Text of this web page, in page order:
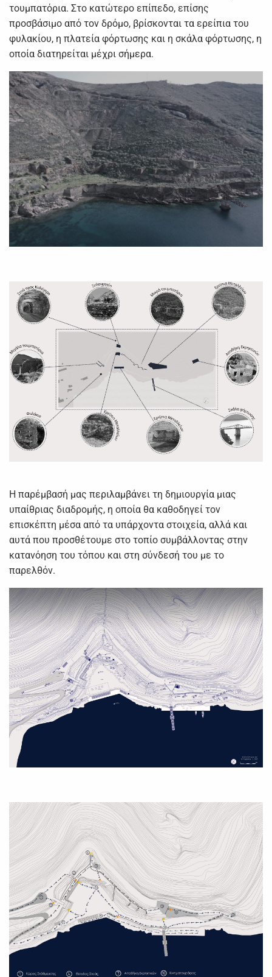
τουμπατόρια. Στο κατώτερο επίπεδο, επίσης
προσβάσιμο από τον δρόμο, βρίσκονται τα ερείπια του
φυλακίου, η πλατεία φόρτωσης και η σκάλα φόρτωσης, η
οποία διατηρείται μέχρι σήμερα.
Η παρέμβασή μας περιλαμβάνει τη δημιουργία μιας
υπαίθριας διαδρομής, η οποία θα καθοδηγεί τον
επισκέπτη μέσα από τα υπάρχοντα στοιχεία, αλλά και
αυτά που προσθέτουμε στο τοπίο συμβάλλοντας στην
κατανόηση του τόπου και στη σύνδεσή του με το
παρελθόν.